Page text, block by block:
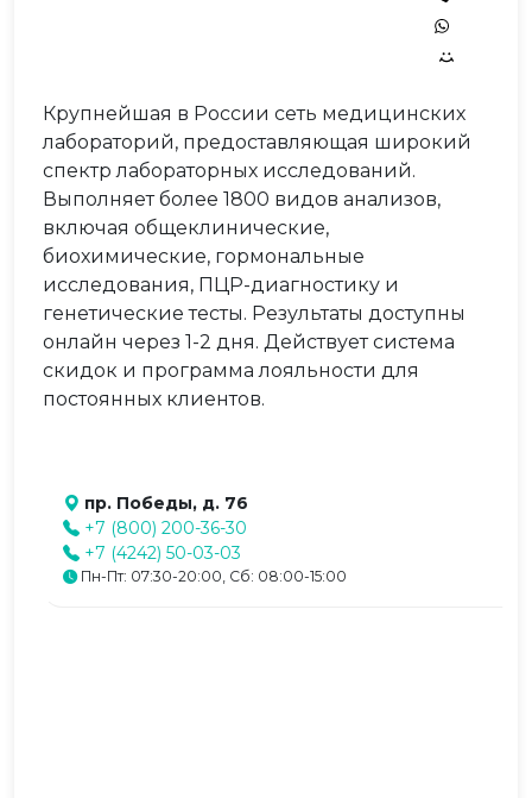
Крупнейшая в России сеть медицинских
лабораторий, предоставляющая широкий
спектр лабораторных исследований.
Выполняет более 1800 видов анализов,
включая общеклинические,
биохимические, гормональные
исследования, ПЦР-диагностику и
генетические тесты. Результаты доступны
онлайн через 1-2 дня. Действует система
скидок и программа лояльности для
постоянных клиентов.
пр. Победы, д. 76
+7 (800) 200-36-30
+7 (4242) 50-03-03
Пн-Пт: 07:30-20:00, Сб: 08:00-15:00